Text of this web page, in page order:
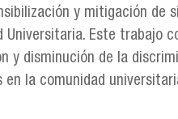
y mitigación de
Este trabajo
y disminución de la
la comunidad